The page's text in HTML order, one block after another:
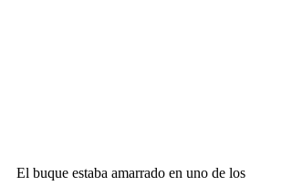
El buque estaba amarrado en uno de los